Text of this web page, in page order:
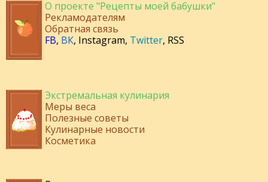
О проекте "Рецепты моей бабушки"
Рекламодателям
Обратная связь
FB, ВК, Instagram, Twitter, RSS
Экстремальная кулинария
Меры веса
Полезные советы
Кулинарные новости
Косметика